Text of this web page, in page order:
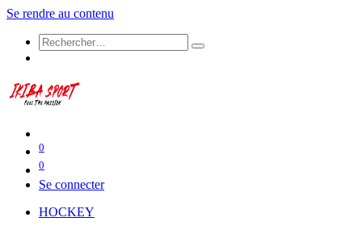
Se rendre au contenu
0
0
Se connecter
HOCKEY